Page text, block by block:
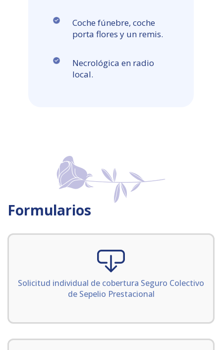
Coche fúnebre, coche
porta flores y un remis.
Necrológica en radio
local.
Formularios
Solicitud individual de cobertura Seguro Colectivo
de Sepelio Prestacional